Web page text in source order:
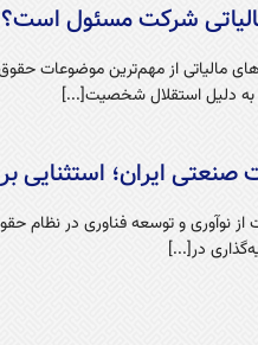
شرکت مسئول است؟
مالیاتی از مهم‌ترین موضوعات
به دلیل استقلال شخصیت[...]
ایران؛ استثنایی
از نوآوری و توسعه فناوری در
در[...]